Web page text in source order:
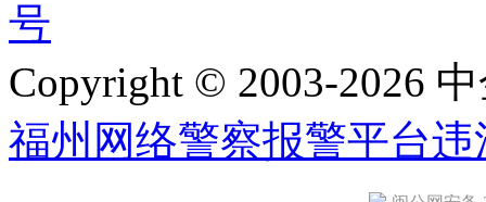
号
Copyright © 2003-2026
福州网络警察报警平台违